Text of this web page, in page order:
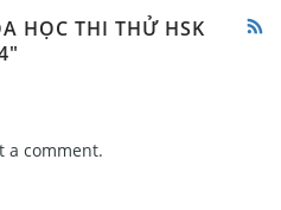
HỌC THI THỬ HSK
a comment.